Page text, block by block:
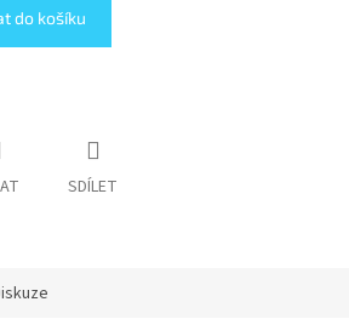
do košíku
SDÍLET